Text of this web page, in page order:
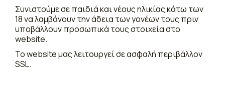
Συνιστούμε σε παιδιά και νέους ηλικίας κάτω των
18 να λαμβάνουν την άδεια των γονέων τους πριν
υποβάλλουν προσωπικά τους στοιχεία στο
website.
Το website μας λειτουργεί σε ασφαλή περιβάλλον
SSL.